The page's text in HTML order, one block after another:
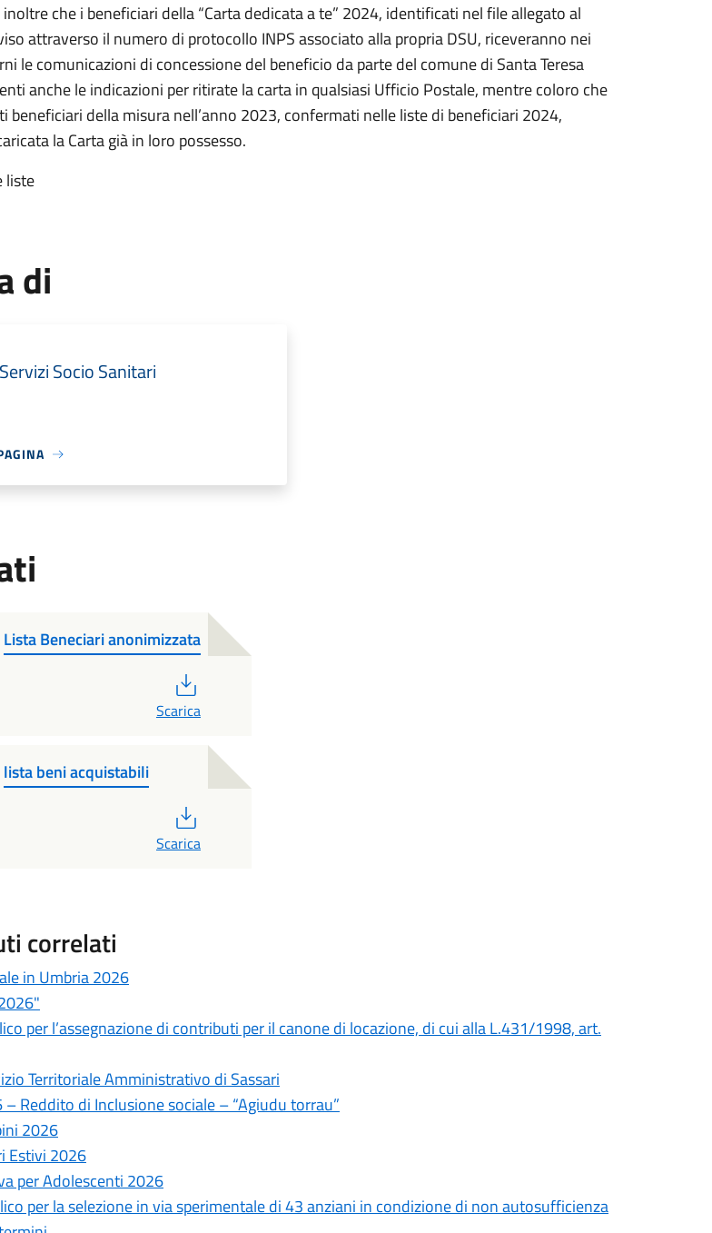
che i beneficiari della “Carta dedicata a te” 2024, identificati nel file allegato al
attraverso il numero di protocollo INPS associato alla propria DSU, riceveranno nei
le comunicazioni di concessione del beneficio da parte del comune di Santa Teresa
anche le indicazioni per ritirate la carta in qualsiasi Ufficio Postale, mentre coloro che
beneficiari della misura nell’anno 2023, confermati nelle liste di beneficiari 2024,
la Carta già in loro possesso.
liste
di
Socio Sanitari
Lista Beneciari anonimizzata
Scarica
lista beni acquistabili
Scarica
correlati
in Umbria 2026
per l’assegnazione di contributi per il canone di locazione, di cui alla L.431/1998, art.
Territoriale Amministrativo di Sassari
– Reddito di Inclusione sociale – “Agiudu torrau”
2026
Estivi 2026
per Adolescenti 2026
per la selezione in via sperimentale di 43 anziani in condizione di non autosufficienza